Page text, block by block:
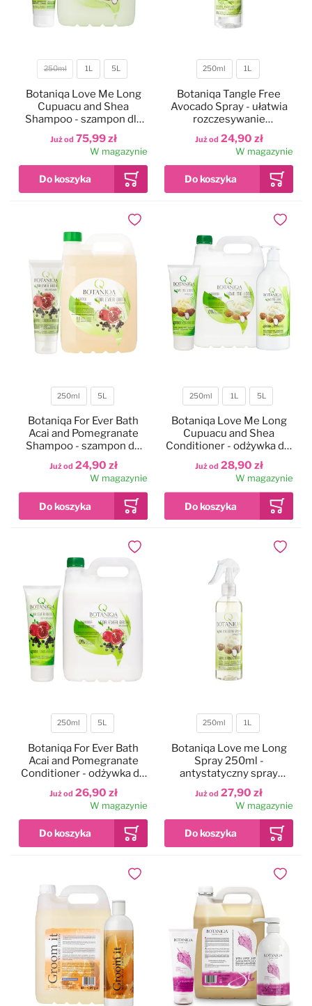
Pojemność
250ml 1L 5L
Już od 75,99 zł
Botaniqa Love Me Long
Cupuacu and Shea
Shampoo - szampon dla
psów długowłosych
W magazynie
Pojemność
250ml 1L
Już od 24,90 zł
Botaniqa Tangle Free
Avocado Spray - ułatwia
rozczesywanie
skołtunionej i zbitej
sierści psa
W magazynie
Pojemność
250ml 5L
Już od 24,90 zł
Botaniqa For Ever Bath
Acai and Pomegranate
Shampoo - szampon do
każdego rodzaju sierści
W magazynie
Dodaj do ulubionych
Pojemność
250ml 1L 5L
Już od 28,90 zł
Botaniqa Love Me Long
Cupuacu and Shea
Conditioner - odżywka dla
psów długowłosych
W magazynie
Dodaj
Pojemność
250ml 5L
Już od 26,90 zł
Botaniqa For Ever Bath
Acai and Pomegranate
Conditioner - odżywka do
każdego rodzaju sierści
W magazynie
Dodaj do ulubionych
Pojemność
250ml 1L
Już od 27,90 zł
Botaniqa Love me Long
Spray 250ml -
antystatyczny spray
ułatwiający
rozczesywanie sierści
W magazynie
Dodaj
Dodaj do ulubionych Dodaj